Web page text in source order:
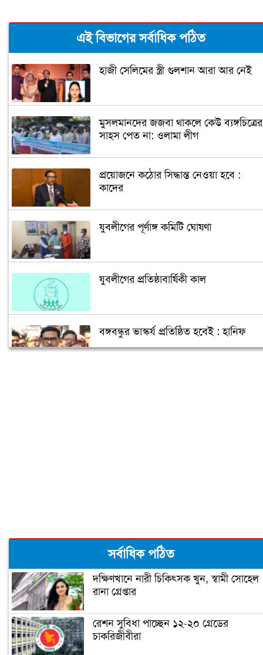
এই বিভাগের সর্বাধিক পঠিত
হাজী সেলিমের স্ত্রী গুলশান আরা আর নেই
মুসলমানদের জজবা থাকলে কেউ ব্যঙ্গচিত্রের
সাহস পেত না: ওলামা লীগ
প্রয়োজনে কঠোর সিদ্ধান্ত নেওয়া হবে :
কাদের
যুবলীগের পূর্ণাঙ্গ কমিটি ঘোষণা
যুবলীগের প্রতিষ্ঠাবার্ষিকী কাল
বঙ্গবন্ধুর ভাস্কর্য প্রতিষ্ঠিত হবেই : হানিফ
হুইপ স্বপন সস্ত্রীক করোনায় আক্রান্ত
পররাষ্ট্রমন্ত্রী করোনায় আক্রান্ত
দ্বিতীয় বর্ষে স্বেচ্ছাসেবক লীগের নতুন নেতৃত্ব
সর্বাধিক পঠিত
দক্ষিণখানে নারী চিকিৎসক খুন, স্বামী সোহেল
রানা গ্রেপ্তার
রেশন সুবিধা পাচ্ছেন ১২-২০ গ্রেডের
চাকরিজীবীরা